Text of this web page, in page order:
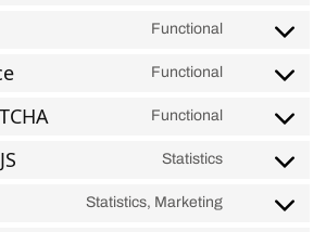
Functional
Functional
Functional
Statistics
Statistics, Marketing